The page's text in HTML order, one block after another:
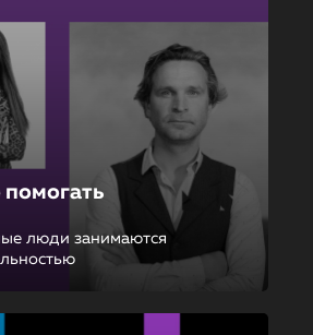
помогать
люди занимаются